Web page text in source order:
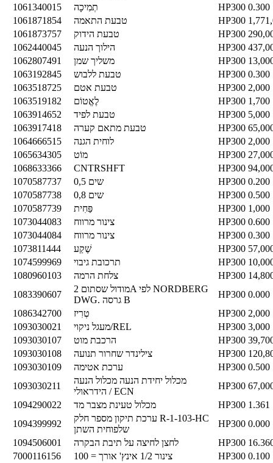
1061340015
תְמִיכָה HP300 0.300
1061871854
טבעת התאמה HP300
1061873757
טבעת הידוק HP300
1062440045
הילוך הנעה HP300
1062807491
משליך שמן HP300
1063192845
טבעת ללבוש HP300 0.300
1063518725
טבעת אטם HP300 2,000
1063519182
לֶאֱטוֹם HP300 1,700
1063914652
טבעת לפיד HP300 5,000
1063917418
טבעת מתאם קערה HP300
1064666515
לוחית הגנה HP300 2,000
1065634305
מוֹט HP300
1068633366
CNTRSHFT HP300
1070587737
שים 0,5 HP300 0.200
1070587738
שים 0,8 HP300 0.500
1070587739
פַּחִית HP300 1,000
1073044083
צינור מרווח HP300 0.600
1073044084
צינור מרווח HP300 0.300
1073811444
שֶׁקַע HP300
1074599969
תרכובת גיבוי HP300
1080960103
צלחת הרמה HP300
1083390607
מודול שסתום 2A לפי NORDBERG
DWG. גרסה B
HP300 0.000
1086342700
טְרִיז HP300 2,000
1093030021
מעגל ניקוי/REL HP300 3,000
1093030107
הרכבת מוט HP300
1093030108
צילינדר שחרור תנועה HP300
1093030109
ערכת אטימה HP300 0.500
1093030211
מכלול יחידת הנעה מכלול הנעה
הידראולי / ECN
HP300
1094290022
מכלול טעינת מצבר מד HP300 1.361
1094399992
ערכת תיקון מספר חלק R-1-103-HC
שלפוחית ​​השתן
HP300 0.000
1094506001
לחצן לחיצה על תיבת הבקרה HP300
7000116156
צינור 1/2 אינץ' אורך = 100 HP300 0.100